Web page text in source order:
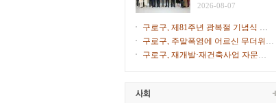
무공훈장 전수
2026-08-07
구로구, 제81주년 광복절 기념식 개
최
구로구, 주말폭염에 어르신 무더위쉼
터 47개소 문 연다
구로구, 재개발·재건축사업 자문단 1